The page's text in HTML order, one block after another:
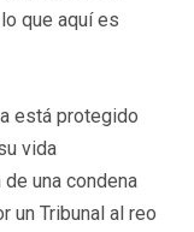
que aquí es
está protegido
vida
una condena
un Tribunal al reo